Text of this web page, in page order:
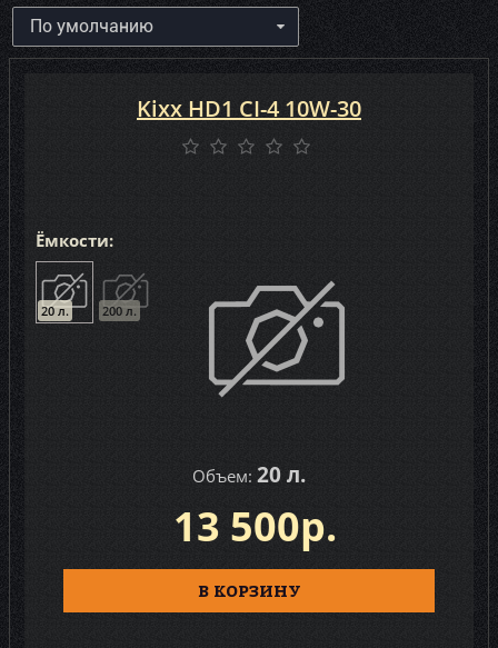
Ёмкости:
20 л. 200 л.
Объем: 20 л.
Kixx HD1 CI-4 10W-30
13 500р.
В КОРЗИНУ